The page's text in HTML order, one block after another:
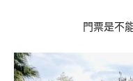
門票是不